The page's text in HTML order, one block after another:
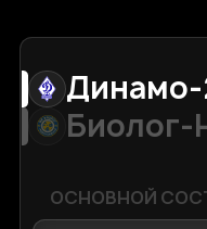
Динамо-
Биолог-
ОСНОВНОЙ